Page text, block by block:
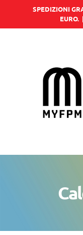
SPEDIZIONI
EURO. |